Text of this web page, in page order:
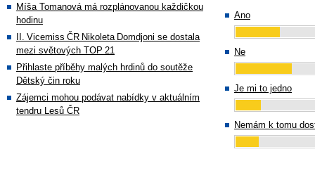
Míša Tomanová má rozplánovanou každičkou
hodinu
II. Vicemiss ČR Nikoleta Domdjoni se dostala
mezi světových TOP 21
Přihlaste příběhy malých hrdinů do soutěže
Dětský čin roku
Zájemci mohou podávat nabídky v aktuálním
tendru Lesů ČR
Ano
Ne
Je mi to jedno
Nemám k tomu